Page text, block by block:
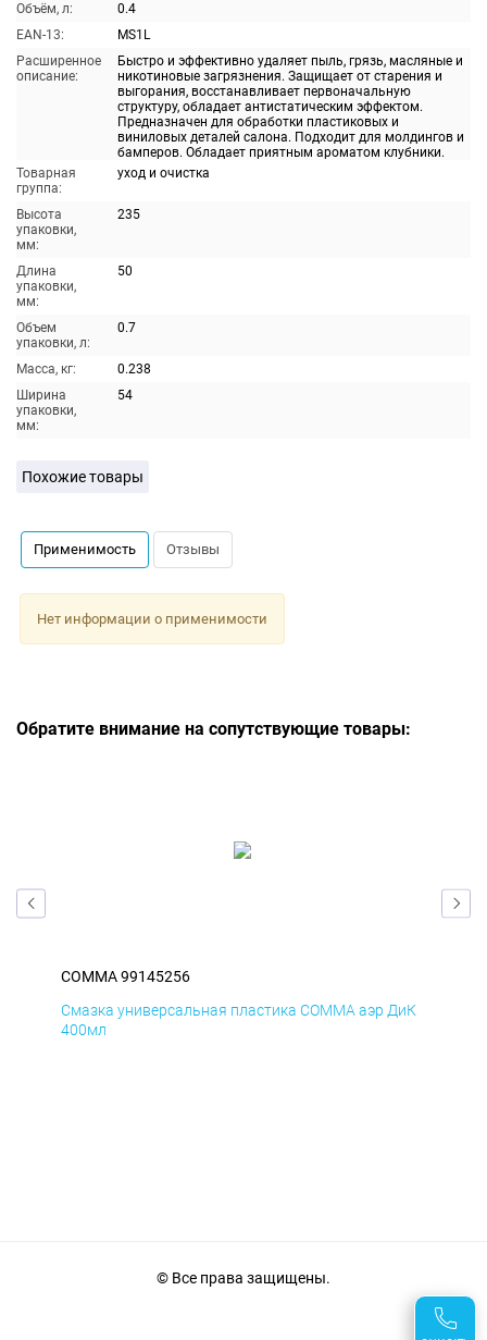
Объём, л:
0.4
EAN-13:
MS1L
Расширенное
описание:
Быстро и эффективно удаляет пыль, грязь, масляные и
никотиновые загрязнения. Защищает от старения и
выгорания, восстанавливает первоначальную
структуру, обладает антистатическим эффектом.
Предназначен для обработки пластиковых и
виниловых деталей салона. Подходит для молдингов и
бамперов. Обладает приятным ароматом клубники.
Товарная
группа:
уход и очистка
Высота
упаковки,
мм:
235
Длина
упаковки,
мм:
50
Объем
упаковки, л:
0.7
Масса, кг:
0.238
Ширина
упаковки,
мм:
54
Похожие товары
Применимость Отзывы
Нет информации о применимости
Обратите внимание на сопутствующие товары:
COMMA 99145256
Смазка универсальная пластика COMMA аэр ДиК
400мл
© Все права защищены.